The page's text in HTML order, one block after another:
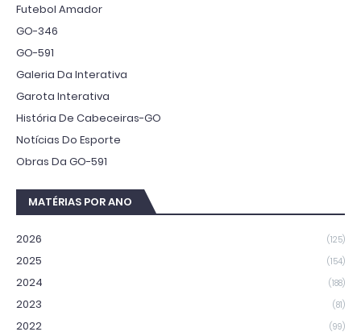
Futebol Amador
GO-346
GO-591
Galeria Da Interativa
Garota Interativa
História De Cabeceiras-GO
Notícias Do Esporte
Obras Da GO-591
MATÉRIAS POR ANO
2026 (125)
2025 (154)
2024 (188)
2023 (81)
2022 (99)